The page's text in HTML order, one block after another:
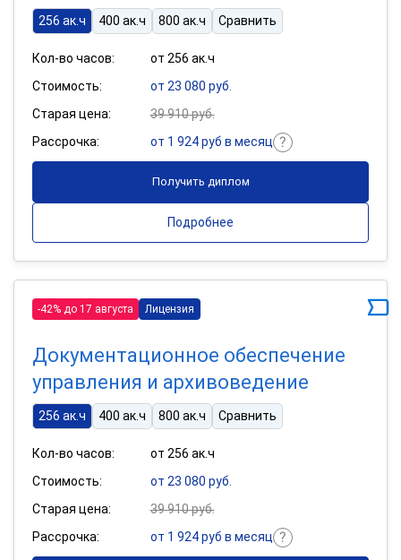
256 ак.ч 400 ак.ч 800 ак.ч Сравнить
Кол-во часов:
от 256 ак.ч
Стоимость:
от 23 080 руб.
Старая цена:
39 910 руб.
Рассрочка:
от 1 924 руб в месяц
Получить диплом
Подробнее
-42% до 17 августа Лицензия
Документационное обеспечение
управления и архивоведение
256 ак.ч 400 ак.ч 800 ак.ч Сравнить
Кол-во часов:
от 256 ак.ч
Стоимость:
от 23 080 руб.
Старая цена:
39 910 руб.
Рассрочка:
от 1 924 руб в месяц